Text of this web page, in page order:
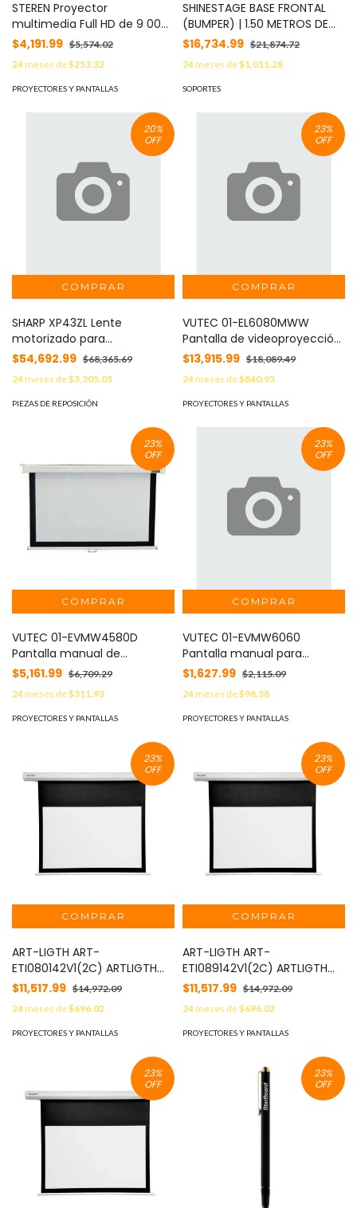
STEREN Proyector
multimedia Full HD de 9 000
lúmenes, portátil MOD: PRO-
$4,191.99 $5,574.02
24meses de$253.32
PROYECTORES Y PANTALLAS
SHINESTAGE BASE FRONTAL
(BUMPER) | 1.50 METROS DE
LARGO | SOPORTE DE
PANTALLA VIDEOWALL DE 50 x
50 CM MOD: BPPHIK50X50
$16,734.99 $21,874.72
24meses de$1,011.28
SOPORTES
20%
OFF
SHARP XP43ZL Lente
motorizado para
videoproyector
$54,692.99 $68,365.69
24meses de$3,305.05
PIEZAS DE REPOSICIÓN
23%
OFF
VUTEC 01-EL6080MWW
Pantalla de videoproyección
100 pulgadas
$13,915.99 $18,089.49
24meses de$840.93
PROYECTORES Y PANTALLAS
23%
OFF
VUTEC 01-EVMW4580D
Pantalla manual de
proyeccion
$5,161.99 $6,709.29
24meses de$311.93
PROYECTORES Y PANTALLAS
23%
OFF
VUTEC 01-EVMW6060
Pantalla manual para
videoproyeccion
$1,627.99 $2,115.09
24meses de$98.38
PROYECTORES Y PANTALLAS
23%
OFF
ART-LIGTH ART-
ETI080142V1(2C) ARTLIGTH
Pantalla electrica formato
16:10 163 pulgadas..
$11,517.99 $14,972.09
24meses de$696.02
PROYECTORES Y PANTALLAS
23%
OFF
ART-LIGTH ART-
ETI089142V1(2C) ARTLIGTH
Pantalla electrica formato
16:10 167 pulgadas..
$11,517.99 $14,972.09
24meses de$696.02
PROYECTORES Y PANTALLAS
23%
OFF
23%
OFF